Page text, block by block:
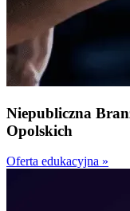
Niepubliczna
Opolskich
Oferta edukacyjna »